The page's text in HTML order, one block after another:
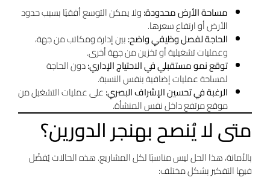
مساحة الأرض محدودة:ولا يمكن التوسع أفقيًا بسبب حدود
الأرض أو ارتفاع سعرها.
الحاجة لفصل وظيفي واضح:بين إدارة ومكاتب من جهة،
وعمليات تشغيلية أو تخزين من جهة أخرى.
توقع نمو مستقبلي في الاحتياج الإداري:دون الحاجة
لمساحة عمليات إضافية بنفس النسبة.
الرغبة في تحسين الإشراف البصري:على عمليات التشغيل من
موقع مرتفع داخل نفس المنشأة.
متى لا يُنصح بهنجر الدورين؟
بالأمانة، هذا الحل ليس مناسبًا لكل المشاريع. هذه الحالات يُفضّل
فيها التفكير بشكل مختلف: